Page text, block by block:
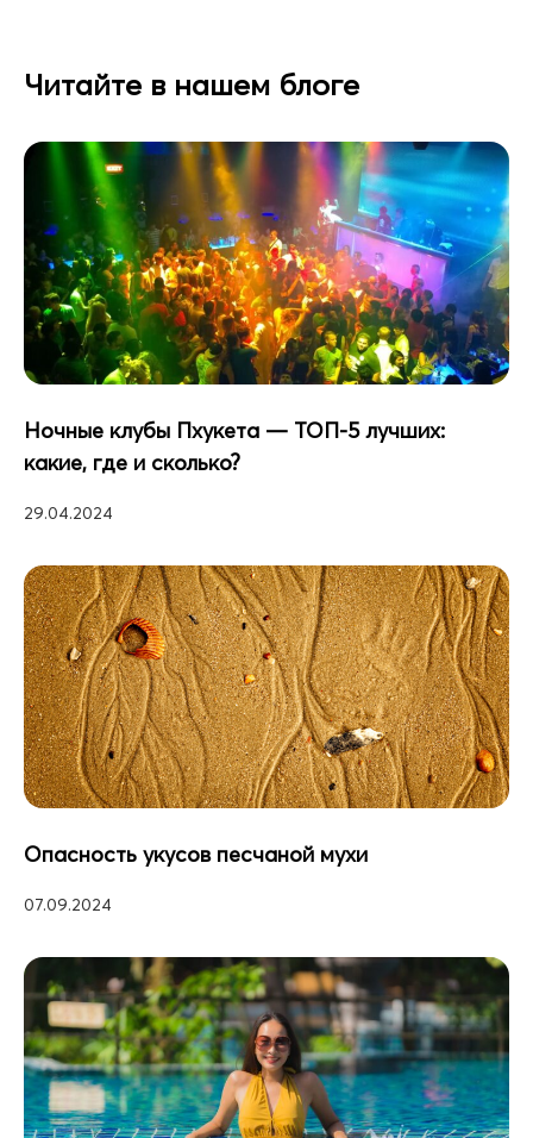
Читайте в нашем блоге
Ночные клубы Пхукета — ТОП-5 лучших:
какие, где и сколько?
29.04.2024
Опасность укусов песчаной мухи
07.09.2024